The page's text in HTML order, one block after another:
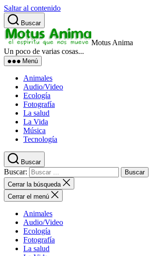
Saltar al contenido
Buscar
Motus Anima
Un poco de varias cosas...
Menú
Animales
Audio/Video
Ecología
Fotografía
La salud
La Vida
Música
Tecnología
Buscar
Buscar:
Cerrar la búsqueda
Cerrar el menú
Animales
Audio/Video
Ecología
Fotografía
La salud